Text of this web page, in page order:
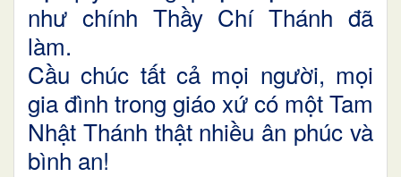
như chính Thầy Chí Thánh đã
làm.
Cầu chúc tất cả mọi người, mọi
gia đình trong giáo xứ có một Tam
Nhật Thánh thật nhiều ân phúc và
bình an!